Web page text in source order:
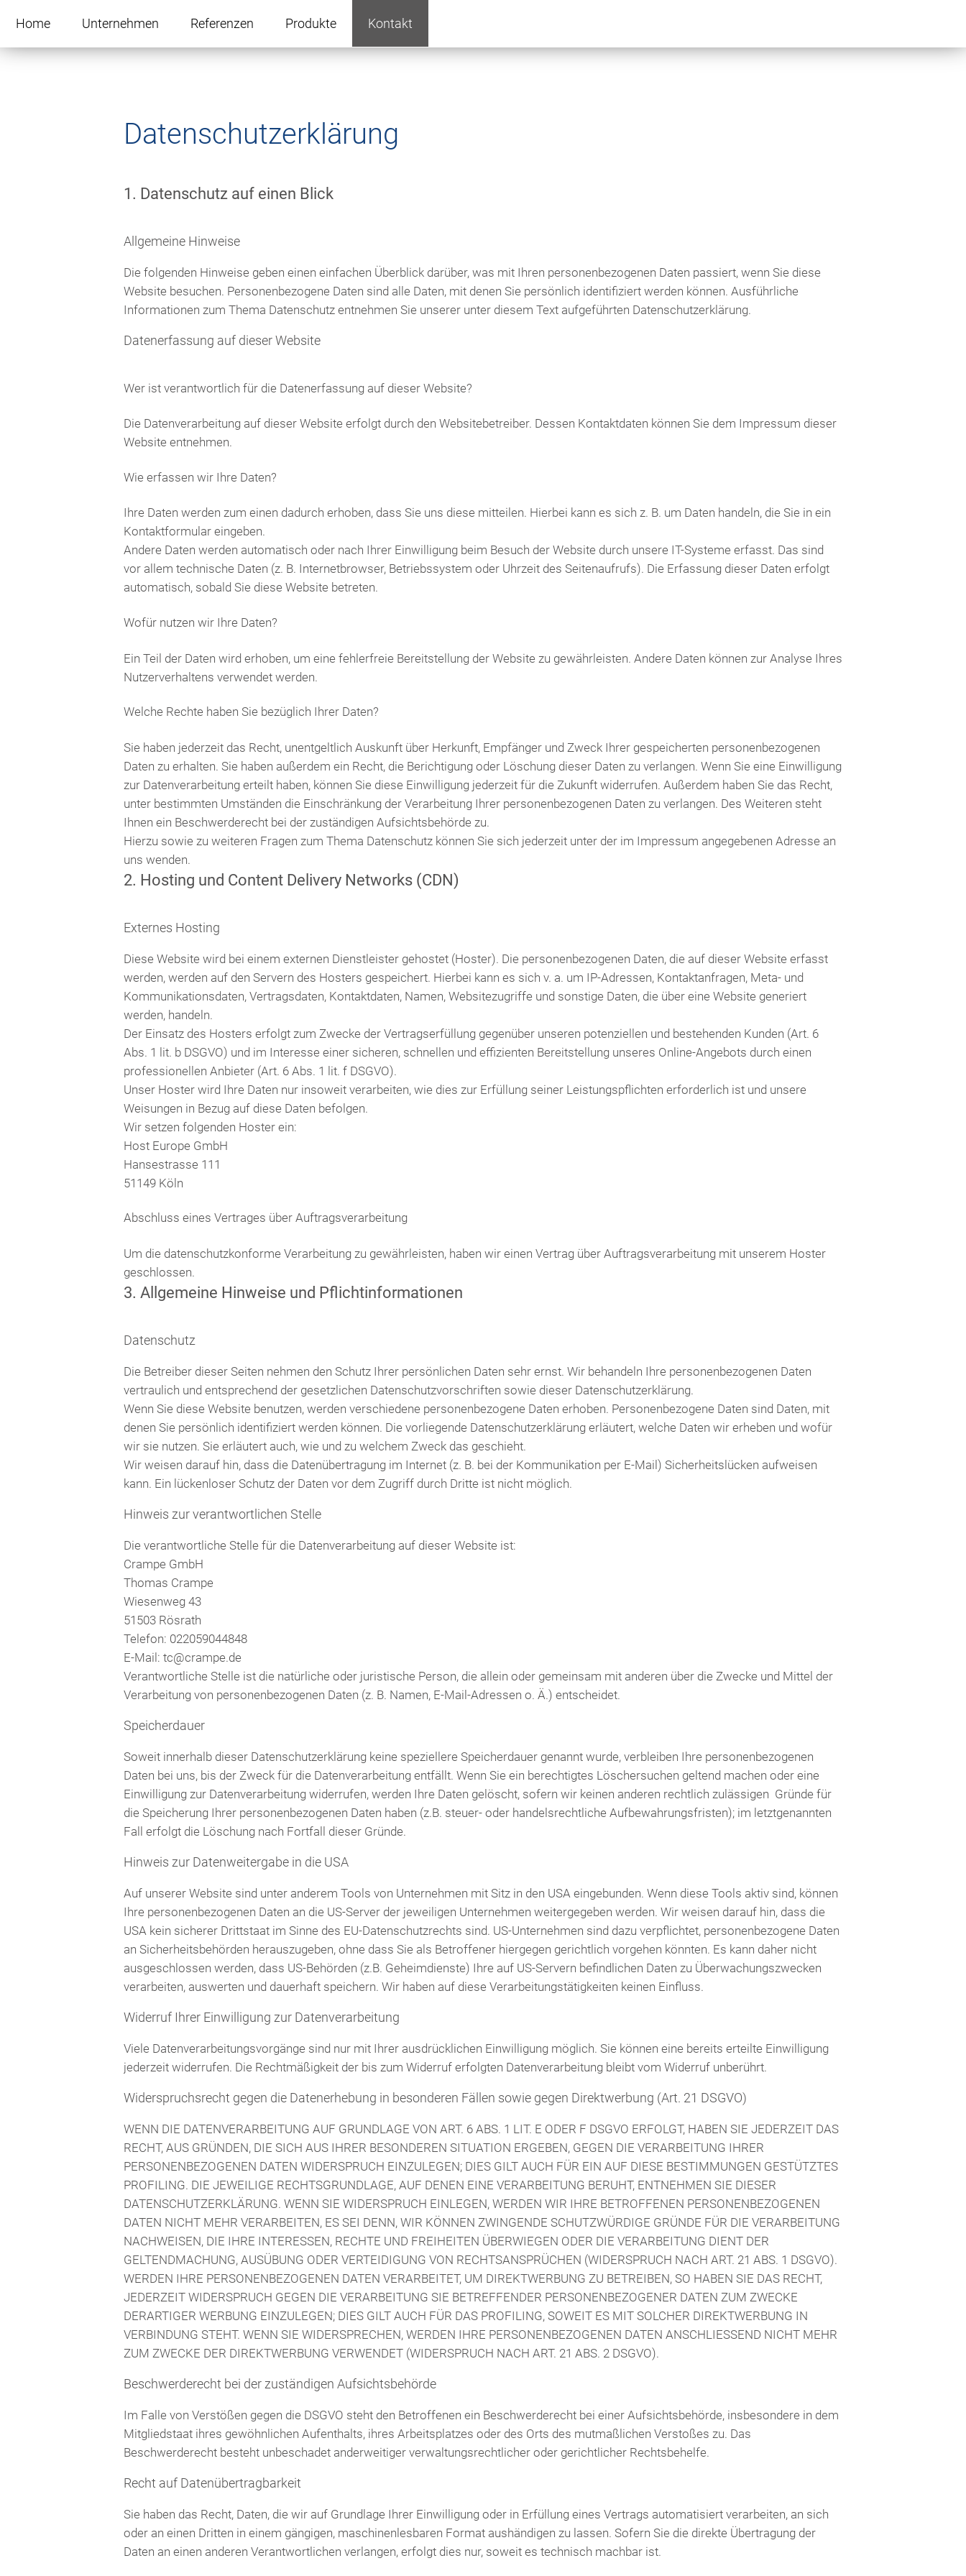
überspringen
Home Unternehmen Referenzen Produkte Kontakt
Datenschutzerklärung
1. Datenschutz auf einen Blick
Allgemeine Hinweise
Die folgenden Hinweise geben einen einfachen Überblick darüber, was mit Ihren personenbezogenen Daten passiert, wenn Sie diese
Website besuchen. Personenbezogene Daten sind alle Daten, mit denen Sie persönlich identifiziert werden können. Ausführliche
Informationen zum Thema Datenschutz entnehmen Sie unserer unter diesem Text aufgeführten Datenschutzerklärung.
Datenerfassung auf dieser Website
Wer ist verantwortlich für die Datenerfassung auf dieser Website?
Die Datenverarbeitung auf dieser Website erfolgt durch den Websitebetreiber. Dessen Kontaktdaten können Sie dem Impressum dieser
Website entnehmen.
Wie erfassen wir Ihre Daten?
Ihre Daten werden zum einen dadurch erhoben, dass Sie uns diese mitteilen. Hierbei kann es sich z. B. um Daten handeln, die Sie in ein
Kontaktformular eingeben.
Andere Daten werden automatisch oder nach Ihrer Einwilligung beim Besuch der Website durch unsere IT-Systeme erfasst. Das sind
vor allem technische Daten (z. B. Internetbrowser, Betriebssystem oder Uhrzeit des Seitenaufrufs). Die Erfassung dieser Daten erfolgt
automatisch, sobald Sie diese Website betreten.
Wofür nutzen wir Ihre Daten?
Ein Teil der Daten wird erhoben, um eine fehlerfreie Bereitstellung der Website zu gewährleisten. Andere Daten können zur Analyse Ihres
Nutzerverhaltens verwendet werden.
Welche Rechte haben Sie bezüglich Ihrer Daten?
Sie haben jederzeit das Recht, unentgeltlich Auskunft über Herkunft, Empfänger und Zweck Ihrer gespeicherten personenbezogenen
Daten zu erhalten. Sie haben außerdem ein Recht, die Berichtigung oder Löschung dieser Daten zu verlangen. Wenn Sie eine Einwilligung
zur Datenverarbeitung erteilt haben, können Sie diese Einwilligung jederzeit für die Zukunft widerrufen. Außerdem haben Sie das Recht,
unter bestimmten Umständen die Einschränkung der Verarbeitung Ihrer personenbezogenen Daten zu verlangen. Des Weiteren steht
Ihnen ein Beschwerderecht bei der zuständigen Aufsichtsbehörde zu.
Hierzu sowie zu weiteren Fragen zum Thema Datenschutz können Sie sich jederzeit unter der im Impressum angegebenen Adresse an
uns wenden.
2. Hosting und Content Delivery Networks (CDN)
Externes Hosting
Diese Website wird bei einem externen Dienstleister gehostet (Hoster). Die personenbezogenen Daten, die auf dieser Website erfasst
werden, werden auf den Servern des Hosters gespeichert. Hierbei kann es sich v. a. um IP-Adressen, Kontaktanfragen, Meta- und
Kommunikationsdaten, Vertragsdaten, Kontaktdaten, Namen, Websitezugriffe und sonstige Daten, die über eine Website generiert
werden, handeln.
Der Einsatz des Hosters erfolgt zum Zwecke der Vertragserfüllung gegenüber unseren potenziellen und bestehenden Kunden (Art. 6
Abs. 1 lit. b DSGVO) und im Interesse einer sicheren, schnellen und effizienten Bereitstellung unseres Online-Angebots durch einen
professionellen Anbieter (Art. 6 Abs. 1 lit. f DSGVO).
Unser Hoster wird Ihre Daten nur insoweit verarbeiten, wie dies zur Erfüllung seiner Leistungspflichten erforderlich ist und unsere
Weisungen in Bezug auf diese Daten befolgen.
Wir setzen folgenden Hoster ein:
Host Europe GmbH
Hansestrasse 111
51149 Köln
Abschluss eines Vertrages über Auftragsverarbeitung
Um die datenschutzkonforme Verarbeitung zu gewährleisten, haben wir einen Vertrag über Auftragsverarbeitung mit unserem Hoster
geschlossen.
3. Allgemeine Hinweise und Pflicht­informationen
Datenschutz
Die Betreiber dieser Seiten nehmen den Schutz Ihrer persönlichen Daten sehr ernst. Wir behandeln Ihre personenbezogenen Daten
vertraulich und entsprechend der gesetzlichen Datenschutzvorschriften sowie dieser Datenschutzerklärung.
Wenn Sie diese Website benutzen, werden verschiedene personenbezogene Daten erhoben. Personenbezogene Daten sind Daten, mit
denen Sie persönlich identifiziert werden können. Die vorliegende Datenschutzerklärung erläutert, welche Daten wir erheben und wofür
wir sie nutzen. Sie erläutert auch, wie und zu welchem Zweck das geschieht.
Wir weisen darauf hin, dass die Datenübertragung im Internet (z. B. bei der Kommunikation per E-Mail) Sicherheitslücken aufweisen
kann. Ein lückenloser Schutz der Daten vor dem Zugriff durch Dritte ist nicht möglich.
Hinweis zur verantwortlichen Stelle
Die verantwortliche Stelle für die Datenverarbeitung auf dieser Website ist:
Crampe GmbH
Thomas Crampe
Wiesenweg 43
51503 Rösrath
Telefon: 022059044848
E-Mail: tc@crampe.de
Verantwortliche Stelle ist die natürliche oder juristische Person, die allein oder gemeinsam mit anderen über die Zwecke und Mittel der
Verarbeitung von personenbezogenen Daten (z. B. Namen, E-Mail-Adressen o. Ä.) entscheidet.
Speicherdauer
Soweit innerhalb dieser Datenschutzerklärung keine speziellere Speicherdauer genannt wurde, verbleiben Ihre personenbezogenen
Daten bei uns, bis der Zweck für die Datenverarbeitung entfällt. Wenn Sie ein berechtigtes Löschersuchen geltend machen oder eine
Einwilligung zur Datenverarbeitung widerrufen, werden Ihre Daten gelöscht, sofern wir keinen anderen rechtlich zulässigen Gründe für
die Speicherung Ihrer personenbezogenen Daten haben (z.B. steuer- oder handelsrechtliche Aufbewahrungsfristen); im letztgenannten
Fall erfolgt die Löschung nach Fortfall dieser Gründe.
Hinweis zur Datenweitergabe in die USA
Auf unserer Website sind unter anderem Tools von Unternehmen mit Sitz in den USA eingebunden. Wenn diese Tools aktiv sind, können
Ihre personenbezogenen Daten an die US-Server der jeweiligen Unternehmen weitergegeben werden. Wir weisen darauf hin, dass die
USA kein sicherer Drittstaat im Sinne des EU-Datenschutzrechts sind. US-Unternehmen sind dazu verpflichtet, personenbezogene Daten
an Sicherheitsbehörden herauszugeben, ohne dass Sie als Betroffener hiergegen gerichtlich vorgehen könnten. Es kann daher nicht
ausgeschlossen werden, dass US-Behörden (z.B. Geheimdienste) Ihre auf US-Servern befindlichen Daten zu Überwachungszwecken
verarbeiten, auswerten und dauerhaft speichern. Wir haben auf diese Verarbeitungstätigkeiten keinen Einfluss.
Widerruf Ihrer Einwilligung zur Datenverarbeitung
Viele Datenverarbeitungsvorgänge sind nur mit Ihrer ausdrücklichen Einwilligung möglich. Sie können eine bereits erteilte Einwilligung
jederzeit widerrufen. Die Rechtmäßigkeit der bis zum Widerruf erfolgten Datenverarbeitung bleibt vom Widerruf unberührt.
Widerspruchsrecht gegen die Datenerhebung in besonderen Fällen sowie gegen Direktwerbung (Art. 21 DSGVO)
WENN DIE DATENVERARBEITUNG AUF GRUNDLAGE VON ART. 6 ABS. 1 LIT. E ODER F DSGVO ERFOLGT, HABEN SIE JEDERZEIT DAS
RECHT, AUS GRÜNDEN, DIE SICH AUS IHRER BESONDEREN SITUATION ERGEBEN, GEGEN DIE VERARBEITUNG IHRER
PERSONENBEZOGENEN DATEN WIDERSPRUCH EINZULEGEN; DIES GILT AUCH FÜR EIN AUF DIESE BESTIMMUNGEN GESTÜTZTES
PROFILING. DIE JEWEILIGE RECHTSGRUNDLAGE, AUF DENEN EINE VERARBEITUNG BERUHT, ENTNEHMEN SIE DIESER
DATENSCHUTZERKLÄRUNG. WENN SIE WIDERSPRUCH EINLEGEN, WERDEN WIR IHRE BETROFFENEN PERSONENBEZOGENEN
DATEN NICHT MEHR VERARBEITEN, ES SEI DENN, WIR KÖNNEN ZWINGENDE SCHUTZWÜRDIGE GRÜNDE FÜR DIE VERARBEITUNG
NACHWEISEN, DIE IHRE INTERESSEN, RECHTE UND FREIHEITEN ÜBERWIEGEN ODER DIE VERARBEITUNG DIENT DER
GELTENDMACHUNG, AUSÜBUNG ODER VERTEIDIGUNG VON RECHTSANSPRÜCHEN (WIDERSPRUCH NACH ART. 21 ABS. 1 DSGVO).
WERDEN IHRE PERSONENBEZOGENEN DATEN VERARBEITET, UM DIREKTWERBUNG ZU BETREIBEN, SO HABEN SIE DAS RECHT,
JEDERZEIT WIDERSPRUCH GEGEN DIE VERARBEITUNG SIE BETREFFENDER PERSONENBEZOGENER DATEN ZUM ZWECKE
DERARTIGER WERBUNG EINZULEGEN; DIES GILT AUCH FÜR DAS PROFILING, SOWEIT ES MIT SOLCHER DIREKTWERBUNG IN
VERBINDUNG STEHT. WENN SIE WIDERSPRECHEN, WERDEN IHRE PERSONENBEZOGENEN DATEN ANSCHLIESSEND NICHT MEHR
ZUM ZWECKE DER DIREKTWERBUNG VERWENDET (WIDERSPRUCH NACH ART. 21 ABS. 2 DSGVO).
Beschwerde­recht bei der zuständigen Aufsichts­behörde
Im Falle von Verstößen gegen die DSGVO steht den Betroffenen ein Beschwerderecht bei einer Aufsichtsbehörde, insbesondere in dem
Mitgliedstaat ihres gewöhnlichen Aufenthalts, ihres Arbeitsplatzes oder des Orts des mutmaßlichen Verstoßes zu. Das
Beschwerderecht besteht unbeschadet anderweitiger verwaltungsrechtlicher oder gerichtlicher Rechtsbehelfe.
Recht auf Daten­übertrag­barkeit
Sie haben das Recht, Daten, die wir auf Grundlage Ihrer Einwilligung oder in Erfüllung eines Vertrags automatisiert verarbeiten, an sich
oder an einen Dritten in einem gängigen, maschinenlesbaren Format aushändigen zu lassen. Sofern Sie die direkte Übertragung der
Daten an einen anderen Verantwortlichen verlangen, erfolgt dies nur, soweit es technisch machbar ist.